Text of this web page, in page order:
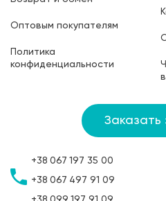
Оптовым покупателям
Политика
конфиденциальности
Заказать
+38 067 197 35 00
+38 067 497 91 09